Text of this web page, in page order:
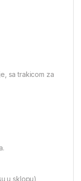
sa trakicom za
u sklopu)